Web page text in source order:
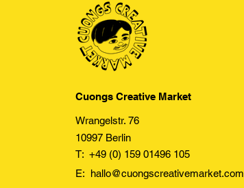
Cuongs Creative Market
Wrangelstr. 76
10997 Berlin
T: +49 (0) 159 01496 105
E: hallo@cuongscreativemarket.com